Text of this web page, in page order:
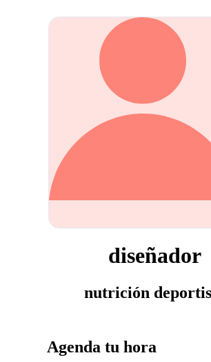
diseñador
nutrición
Agenda tu hora